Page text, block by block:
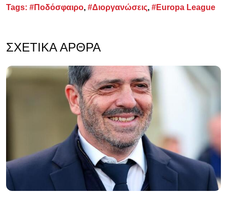
Tags: #Ποδόσφαιρο, #Διοργανώσεις, #Europa League
ΣΧΕΤΙΚΆ ΆΡΘΡΑ